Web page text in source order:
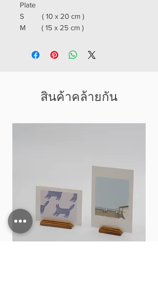
Plate
S ( 10 x 20 cm )
M ( 15 x 25 cm )
สินค้าคล้ายกัน